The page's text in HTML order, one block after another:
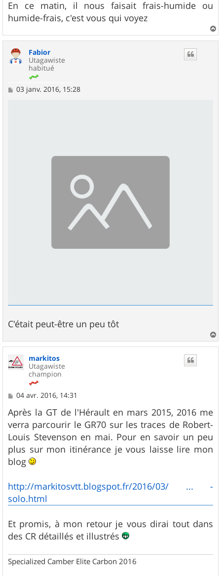
En ce matin, il nous faisait frais-humide ou
humide-frais, c'est vous qui voyez
a
Fabior
Utagawiste
habitué
M
03 janv. 2016, 15:28
C'était peut-être un peu tôt
a
markitos
Utagawiste
champion
M
s
s
a
g
e
04 avr. 2016, 14:31
Après la GT de l'Hérault en mars 2015, 2016 me
verra parcourir le GR70 sur les traces de Robert-
Louis Stevenson en mai. Pour en savoir un peu
plus sur mon itinérance je vous laisse lire mon
blog
http://markitosvtt.blogspot.fr/2016/03/ ... -
solo.html
Et promis, à mon retour je vous dirai tout dans
des CR détaillés et illustrés
Specialized Camber Elite Carbon 2016